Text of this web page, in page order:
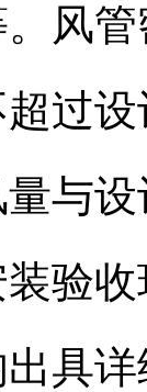
风
过
与
验
具